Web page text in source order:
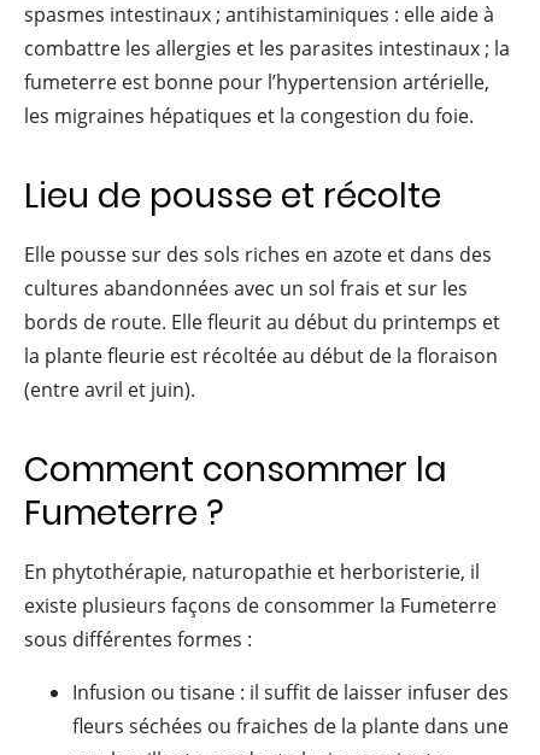
spasmes intestinaux ; antihistaminiques : elle aide à
combattre les allergies et les parasites intestinaux ; la
fumeterre est bonne pour l’hypertension artérielle,
les migraines hépatiques et la congestion du foie.
Lieu de pousse et récolte
Elle pousse sur des sols riches en azote et dans des
cultures abandonnées avec un sol frais et sur les
bords de route. Elle fleurit au début du printemps et
la plante fleurie est récoltée au début de la floraison
(entre avril et juin).
Comment consommer la
Fumeterre ?
En phytothérapie, naturopathie et herboristerie, il
existe plusieurs façons de consommer la Fumeterre
sous différentes formes :
Infusion ou tisane : il suffit de laisser infuser des
fleurs séchées ou fraiches de la plante dans une